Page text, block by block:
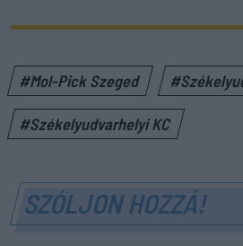
#Mol-Pick Szeged
#Székelyudvarhelyi KC
SZÓLJON HOZZÁ!